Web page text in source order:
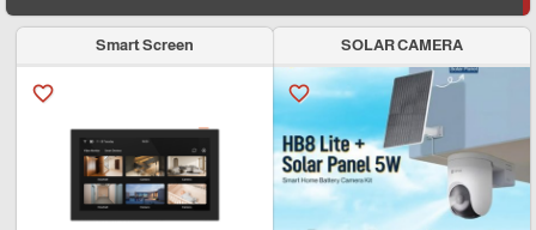
SOLAR CAMERA
favorite_border
Smart Screen
favorite_border